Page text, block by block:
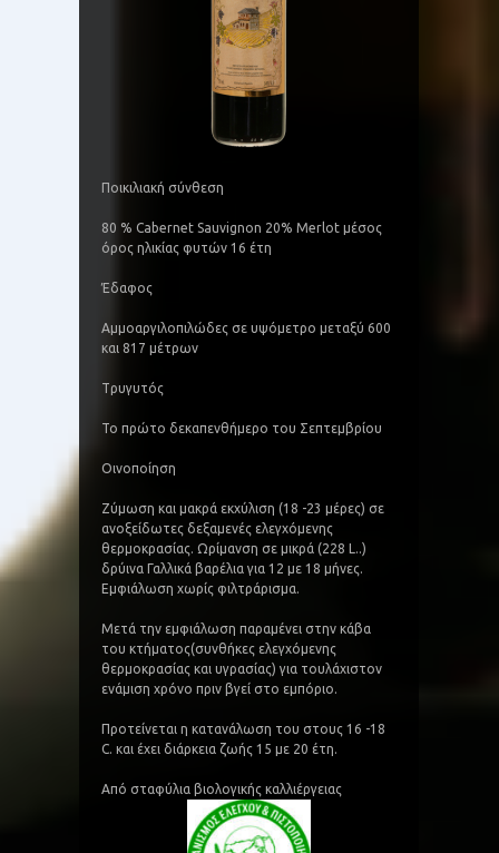
Ποικιλιακή σύνθεση
80 % Cabernet Sauvignon 20% Μerlot μέσος
όρος ηλικίας φυτών 16 έτη
Έδαφος
Aμμοαργιλοπιλώδες σε υψόμετρο μεταξύ 600
και 817 μέτρων
Tρυγυτός
To πρώτο δεκαπενθήμερο του Σεπτεμβρίου
Οινοποίηση
Ζύμωση και μακρά εκχύλιση (18 -23 μέρες) σε
ανοξείδωτες δεξαμενές ελεγχόμενης
θερμοκρασίας. Ωρίμανση σε μικρά (228 L..)
δρύινα Γαλλικά βαρέλια για 12 με 18 μήνες.
Εμφιάλωση χωρίς φιλτράρισμα.
Μετά την εμφιάλωση παραμένει στην κάβα
του κτήματος(συνθήκες ελεγχόμενης
θερμοκρασίας και υγρασίας) για τουλάχιστον
ενάμιση χρόνο πριν βγεί στο εμπόριο.
Προτείνεται η κατανάλωση του στους 16 -18
C. και έχει διάρκεια ζωής 15 με 20 έτη.
Από σταφύλια βιολογικής καλλιέργειας